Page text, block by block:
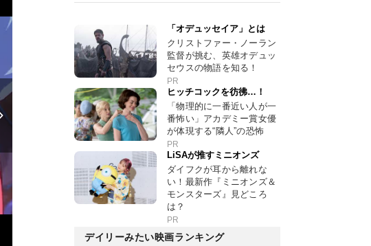
「オデュッセイア」とは
クリストファー・ノーラン
監督が挑む、英雄オデュッ
セウスの物語を知る！
PR
ヒッチコックを彷彿…！
「物理的に一番近い人が一
番怖い」アカデミー賞女優
が体現する“隣人”の恐怖
PR
LiSAが推すミニオンズ
ダイフクが耳から離れな
い！最新作『ミニオンズ＆
モンスターズ』見どころ
は？
PR
デイリーみたい映画ランキング